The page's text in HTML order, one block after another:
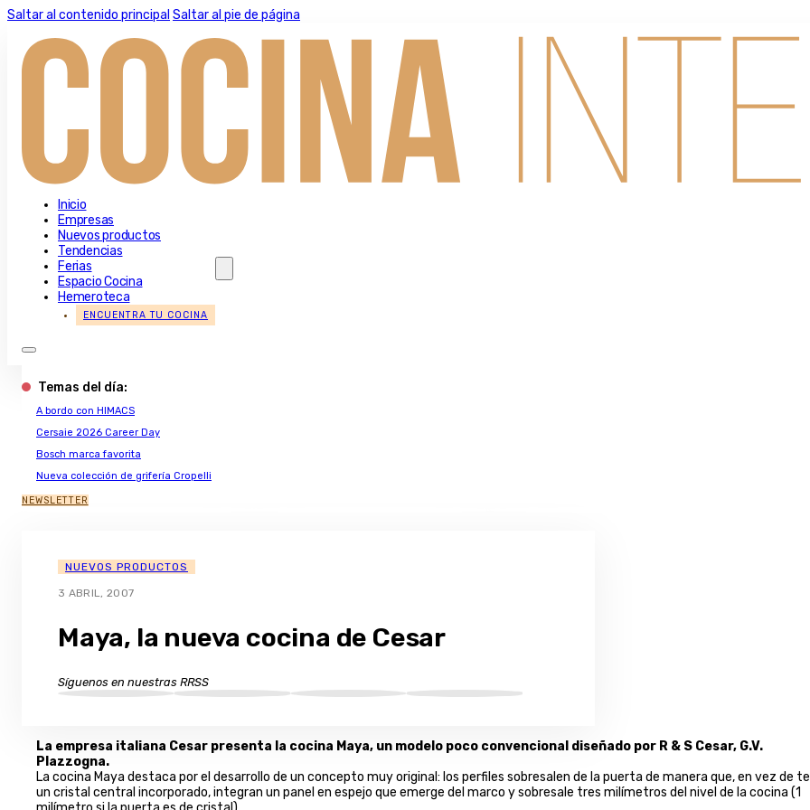
Saltar al contenido principal Saltar al pie de página
Inicio
Empresas
Nuevos productos
Tendencias
Ferias
Espacio Cocina
Hemeroteca
ENCUENTRA TU COCINA
Temas del día:
A bordo con HIMACS
Cersaie 2026 Career Day
Bosch marca favorita
Nueva colección de grifería Cropelli
NEWSLETTER
NUEVOS PRODUCTOS
3 ABRIL, 2007
Maya, la nueva cocina de Cesar
Síguenos en nuestras RRSS
La empresa italiana Cesar presenta la cocina Maya, un modelo poco convencional diseñado por R & S Cesar, G.V.
Plazzogna.
La cocina Maya destaca por el desarrollo de un concepto muy original: los perfiles sobresalen de la puerta de manera que, en vez de
un cristal central incorporado, integran un panel en espejo que emerge del marco y sobresale tres milímetros del nivel de la cocina (1